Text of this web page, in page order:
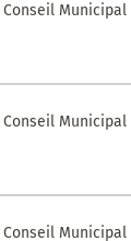
Municipal
Municipal
Municipal